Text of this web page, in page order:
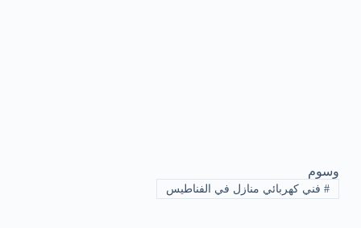
وسوم
#فني كهربائي منازل في الفناطيس